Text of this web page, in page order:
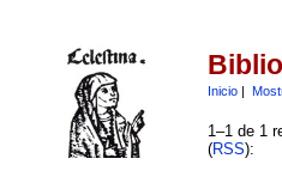
Inicio|
1–1 de 1
(RSS):